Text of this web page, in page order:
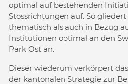
optimal auf bestehenden
Stossrichtungen auf. So gliedert
thematisch als auch in Bezug
Institutionen optimal an den
Park Ost an.
Dieser wiederum verkörpert
der kantonalen Strategie zur